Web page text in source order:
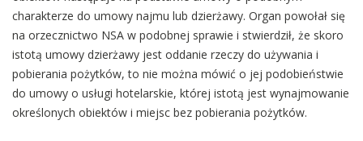
charakterze do umowy najmu lub dzierżawy. Organ powołał się
na orzecznictwo NSA w podobnej sprawie i stwierdził, że skoro
istotą umowy dzierżawy jest oddanie rzeczy do używania i
pobierania pożytków, to nie można mówić o jej podobieństwie
do umowy o usługi hotelarskie, której istotą jest wynajmowanie
określonych obiektów i miejsc bez pobierania pożytków.